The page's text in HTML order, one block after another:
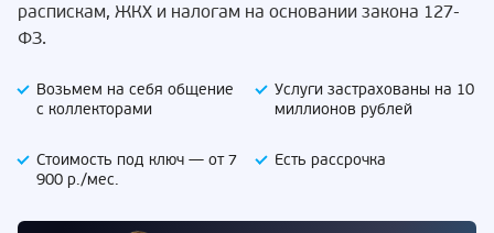
распискам, ЖКХ и налогам на основании закона 127-
ФЗ.
Возьмем на себя общение
с коллекторами
Услуги застрахованы на 10
миллионов рублей
Стоимость под ключ — от 7
900 р./мес.
Есть рассрочка